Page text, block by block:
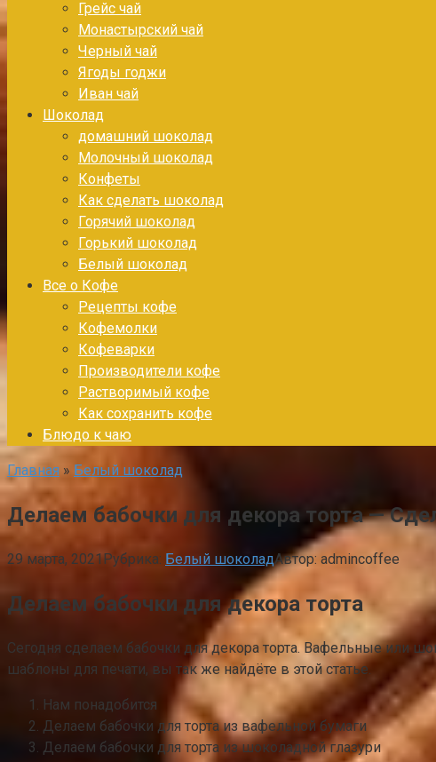
Грейс чай
Монастырский чай
Черный чай
Ягоды годжи
Иван чай
Шоколад
домашний шоколад
Молочный шоколад
Конфеты
Как сделать шоколад
Горячий шоколад
Горький шоколад
Белый шоколад
Все о Кофе
Рецепты кофе
Кофемолки
Кофеварки
Производители кофе
Растворимый кофе
Как сохранить кофе
Блюдо к чаю
Главная » Белый шоколад
Делаем бабочки для декора торта —
29 марта, 2021Рубрика: Белый шоколадАвтор: admincoffee
Делаем бабочки для декора торта
Сегодня сделаем бабочки для декора торта. Вафельные или
шаблоны для печати, вы так же найдёте в этой статье.
Нам понадобится
Делаем бабочки для торта из вафельной бумаги
Делаем бабочки для торта из шоколадной глазури